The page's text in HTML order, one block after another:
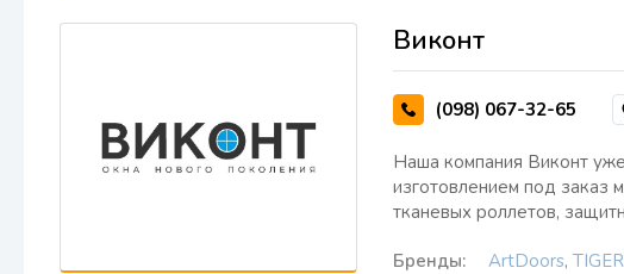
Виконт
(098) 067-32-65
Наша компания Виконт
изготовлением под заказ
тканевых роллетов,
Бренды: ArtDoors,